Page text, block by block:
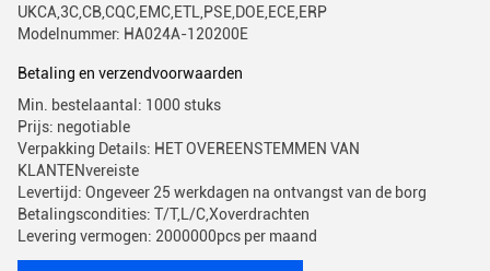
UKCA,3C,CB,CQC,EMC,ETL,PSE,DOE,ECE,ERP
Modelnummer: HA024A-120200E
Betaling en verzendvoorwaarden
Min. bestelaantal: 1000 stuks
Prijs: negotiable
Verpakking Details: HET OVEREENSTEMMEN VAN
KLANTENvereiste
Levertijd: Ongeveer 25 werkdagen na ontvangst van de borg
Betalingscondities: T/T,L/C,Xoverdrachten
Levering vermogen: 2000000pcs per maand